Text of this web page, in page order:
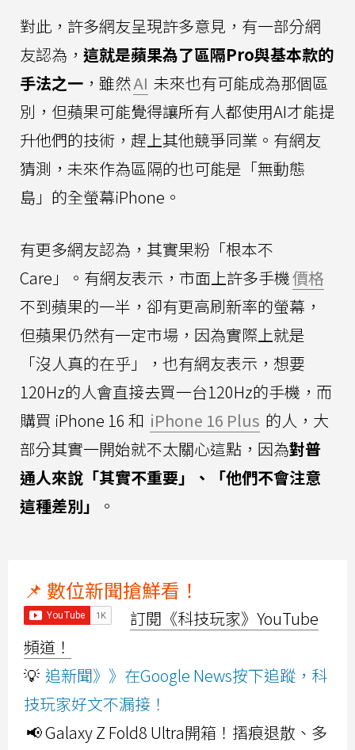
對此，許多網友呈現許多意見，有一部分網
友認為， 這就是蘋果為了區隔Pro與基本款的
手法之一 ，雖然AI 未來也有可能成為那個區
別，但蘋果可能覺得讓所有人都使用AI才能提
升他們的技術，趕上其他競爭同業。有網友
猜測，未來作為區隔的也可能是「無動態
島」的全螢幕iPhone。
有更多網友認為，其實果粉「根本不
Care」。有網友表示，市面上許多手機價格
不到蘋果的一半，卻有更高刷新率的螢幕，
但蘋果仍然有一定市場，因為實際上就是
「沒人真的在乎」，也有網友表示，想要
120Hz的人會直接去買一台120Hz的手機，而
購買 iPhone 16 和 iPhone 16 Plus 的人，大
部分其實一開始就不太關心這點，因為對普
通人來說「其實不重要」、「他們不會注意
這種差別」
。
📌 數位新聞搶鮮看！
訂閱《科技玩家》YouTube
頻道！
💡 追新聞》》在Google News按下追蹤，科
技玩家好文不漏接！
📢 Galaxy Z Fold8 Ultra開箱！摺痕退散、多